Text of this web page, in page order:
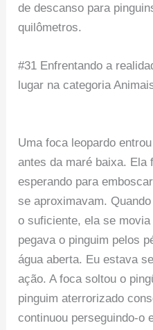
de descanso para
quilômetros.
#31 Enfrentando a
lugar na categoria
Uma foca leopardo
antes da maré baixa. Ela
esperando para
se aproximavam.
o suficiente, ela se
pegava o pinguim pelos
água aberta. Eu estava
ação. A foca soltou o
pinguim aterrorizado
continuou perseguindo-o